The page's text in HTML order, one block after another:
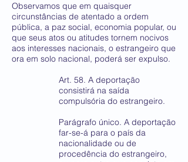
Observamos que em quaisquer
circunstâncias de atentado a ordem
pública, a paz social, economia popular, ou
que seus atos ou atitudes tornem nocivos
aos interesses nacionais, o estrangeiro que
ora em solo nacional, poderá ser expulso.
Art. 58. A deportação
consistirá na saída
compulsória do estrangeiro.
Parágrafo único. A deportação
far-se-á para o país da
nacionalidade ou de
procedência do estrangeiro,